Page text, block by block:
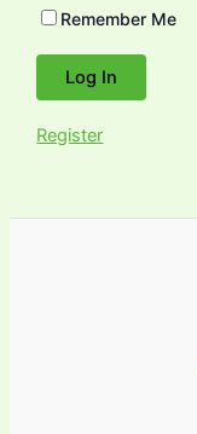
Remember Me
Register